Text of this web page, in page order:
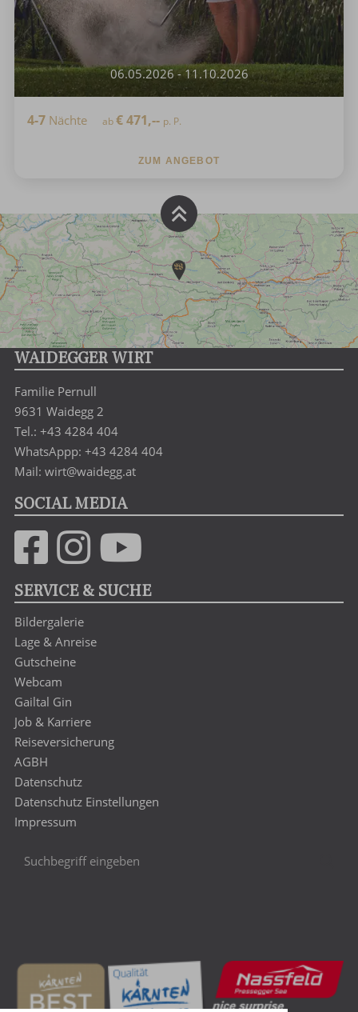
06.05.2026 - 11.10.2026
4-7 Nächte ab€471,-- p. P.
ZUM ANGEBOT
WAIDEGGER WIRT
Familie Pernull
9631 Waidegg 2
Tel.: +43 4284 404
WhatsAppp: +43 4284 404
Mail: wirt@waidegg.at
SOCIAL MEDIA
SERVICE & SUCHE
Bildergalerie
Lage & Anreise
Gutscheine
Webcam
Gailtal Gin
Job & Karriere
Reiseversicherung
AGBH
Datenschutz
Datenschutz Einstellungen
Impressum
Suchbegriff
eingeben